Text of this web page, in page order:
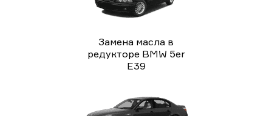
Замена масла в
редукторе BMW 5er
E39